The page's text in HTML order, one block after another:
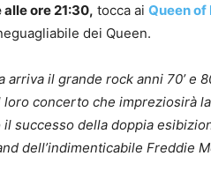
ore 21:30, tocca ai Queen of
dei Queen.
arriva il grande rock anni 70’ e
concerto che impreziosirà
il successo della doppia
dell’indimenticabile Freddie